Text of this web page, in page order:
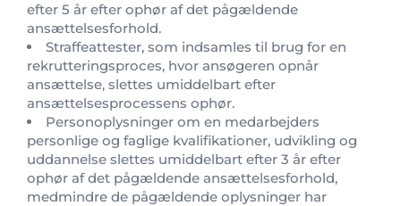
efter 5 år efter ophør af det pågældende
ansættelsesforhold.
Straffeattester, som indsamles til brug for en
rekrutteringsproces, hvor ansøgeren opnår
ansættelse, slettes umiddelbart efter
ansættelsesprocessens ophør.
Personoplysninger om en medarbejders
personlige og faglige kvalifikationer, udvikling og
uddannelse slettes umiddelbart efter 3 år efter
ophør af det pågældende ansættelsesforhold,
medmindre de pågældende oplysninger har